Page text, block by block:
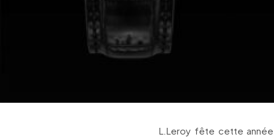
L.Leroy fête cette